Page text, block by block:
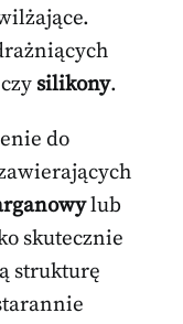
czy silikony.
do
lub
skutecznie
strukturę